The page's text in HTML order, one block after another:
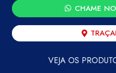
CHAME
VEJA OS